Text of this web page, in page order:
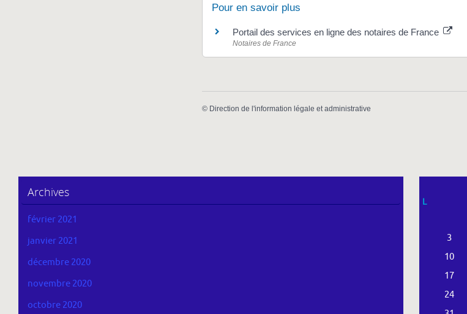
Pour en savoir plus
Portail des services en ligne des notaires de France
Notaires de France
© Direction de l'information légale et administrative
Archives
février 2021
janvier 2021
décembre 2020
novembre 2020
octobre 2020
L
3
10
17
24